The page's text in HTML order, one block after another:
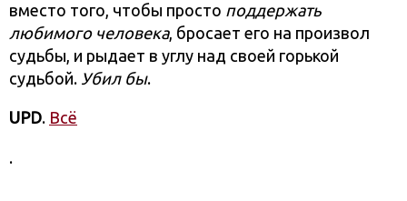
вместо того, чтобы просто поддержать
любимого человека, бросает его на произвол
судьбы, и рыдает в углу над своей горькой
судьбой. Убил бы.
UPD. Всё
.